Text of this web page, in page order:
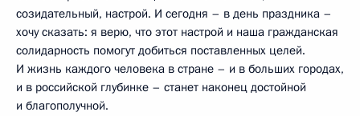
созидательный, настрой. И сегодня – в день праздника –
хочу сказать: я верю, что этот настрой и наша гражданская
солидарность помогут добиться поставленных целей.
И жизнь каждого человека в стране – и в больших городах,
и в российской глубинке – станет наконец достойной
и благополучной.